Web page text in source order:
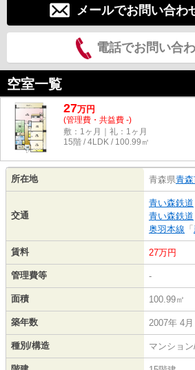
メールでお問い合わ
電話でお問い合
空室一覧
27万円
(管理費・共益費 -)
敷：1ヶ月｜礼：1ヶ月
15階 / 4LDK / 100.99㎡
所在地 青森県青
交通
青い森鉄道
青い森鉄道
奥羽本線 「
賃料 27万円
管理費等 -
面積 100.99㎡
築年数 2007年 4
種別/構造 マンショ